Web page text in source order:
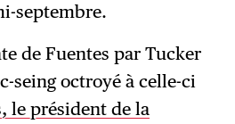
septembre.
de Fuentes par Tucker
seing octroyé à celle-ci
le président de la